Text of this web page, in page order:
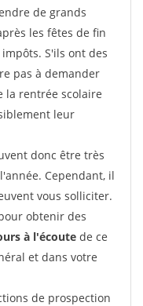
de grands
les fêtes de fin
S'ils ont des
pas à demander
la rentrée scolaire
leur
donc être très
Cependant, il
vous solliciter.
obtenir des
à l'écoute de ce
et dans votre
de prospection